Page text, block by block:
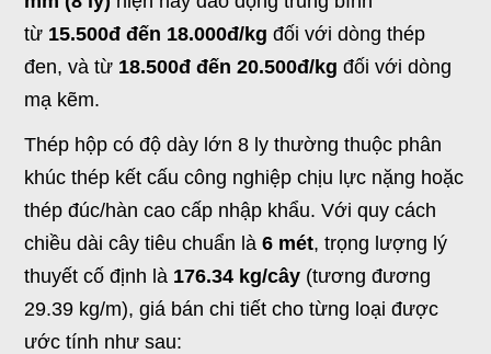
từ 15.500đ đến 18.000đ/kg đối với dòng thép
đen, và từ 18.500đ đến 20.500đ/kg đối với dòng
mạ kẽm.
Thép hộp có độ dày lớn 8 ly thường thuộc phân
khúc thép kết cấu công nghiệp chịu lực nặng hoặc
thép đúc/hàn cao cấp nhập khẩu. Với quy cách
chiều dài cây tiêu chuẩn là 6 mét, trọng lượng lý
thuyết cố định là 176.34 kg/cây (tương đương
29.39 kg/m), giá bán chi tiết cho từng loại được
ước tính như sau: